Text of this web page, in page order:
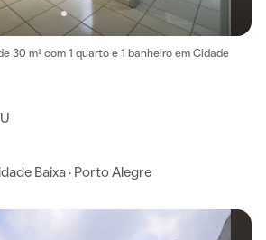
30 m² com 1 quarto e 1 banheiro em Cidade
Baixa · Porto Alegre